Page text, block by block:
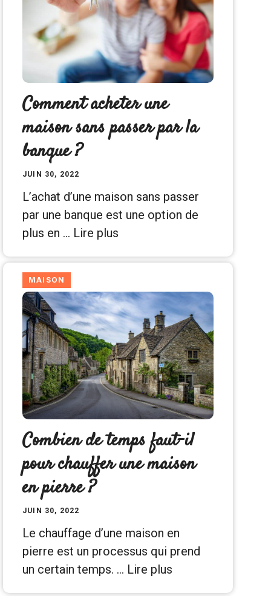
Comment acheter une
maison sans passer par la
banque ?
JUIN 30, 2022
L’achat d’une maison sans passer
par une banque est une option de
plus en … Lire plus
MAISON
Combien de temps faut-il
pour chauffer une maison
en pierre ?
JUIN 30, 2022
Le chauffage d’une maison en
pierre est un processus qui prend
un certain temps. … Lire plus